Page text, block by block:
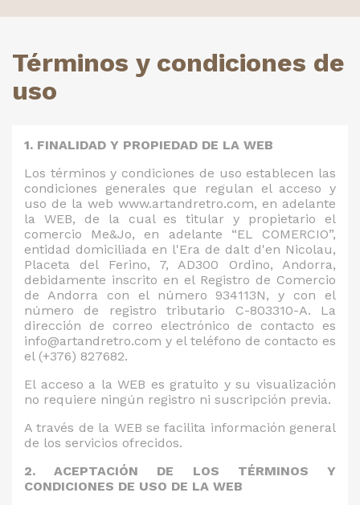
Términos y condiciones de
uso
1. FINALIDAD Y PROPIEDAD DE LA WEB
Los términos y condiciones de uso establecen las
condiciones generales que regulan el acceso y
uso de la web www.artandretro.com, en adelante
la WEB, de la cual es titular y propietario el
comercio Me&Jo, en adelante “EL COMERCIO”,
entidad domiciliada en l'Era de dalt d'en Nicolau,
Placeta del Ferino, 7, AD300 Ordino, Andorra,
debidamente inscrito en el Registro de Comercio
de Andorra con el número 934113N, y con el
número de registro tributario C-803310-A. La
dirección de correo electrónico de contacto es
info@artandretro.com y el teléfono de contacto es
el (+376) 827682.
El acceso a la WEB es gratuito y su visualización
no requiere ningún registro ni suscripción previa.
A través de la WEB se facilita información general
de los servicios ofrecidos.
2. ACEPTACIÓN DE LOS TÉRMINOS Y
CONDICIONES DE USO DE LA WEB